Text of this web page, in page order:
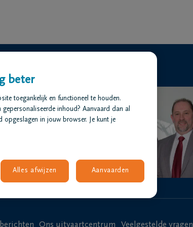
Ons uitvaartcentrum Veelgestelde vragen
beter
toegankelijk en functioneel te houden.
inhoud? Aanvaard dan al
in jouw browser. Je kunt je
Alles afwijzen Aanvaarden